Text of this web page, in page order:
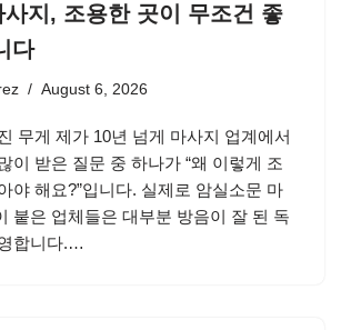
지, 조용한 곳이 무조건 좋
다
August 6, 2026
무게 제가 10년 넘게 마사지 업계에서
이 받은 질문 중 하나가 “왜 이렇게 조
야 해요?”입니다. 실제로 암실소문 마
붙은 업체들은 대부분 방음이 잘 된 독
합니다.…